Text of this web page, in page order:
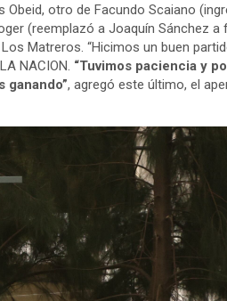
Obeid, otro de Facundo Scaiano
(reemplazó a Joaquín Sánchez
Matreros. “Hicimos un buen
NACION. “Tuvimos paciencia y
ganando”, agregó este último, el